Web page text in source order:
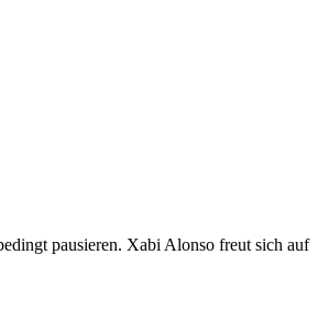
pausieren. Xabi Alonso freut sich auf